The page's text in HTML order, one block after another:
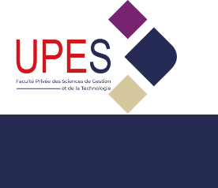
content